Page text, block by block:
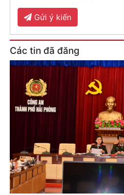
Gửi ý kiến
Các tin đã đăng